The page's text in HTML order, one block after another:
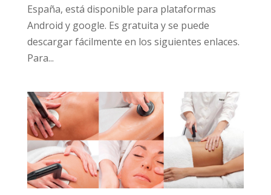
España, está disponible para plataformas
Android y google. Es gratuita y se puede
descargar fácilmente en los siguientes enlaces.
Para...